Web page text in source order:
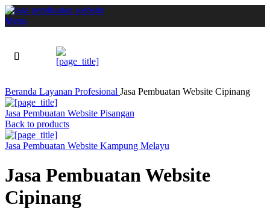
Menu
Beranda Layanan Profesional Jasa Pembuatan Website Cipinang
Jasa Pembuatan Website Pisangan
Back to products
Jasa Pembuatan Website Kampung Melayu
Jasa Pembuatan Website
Cipinang